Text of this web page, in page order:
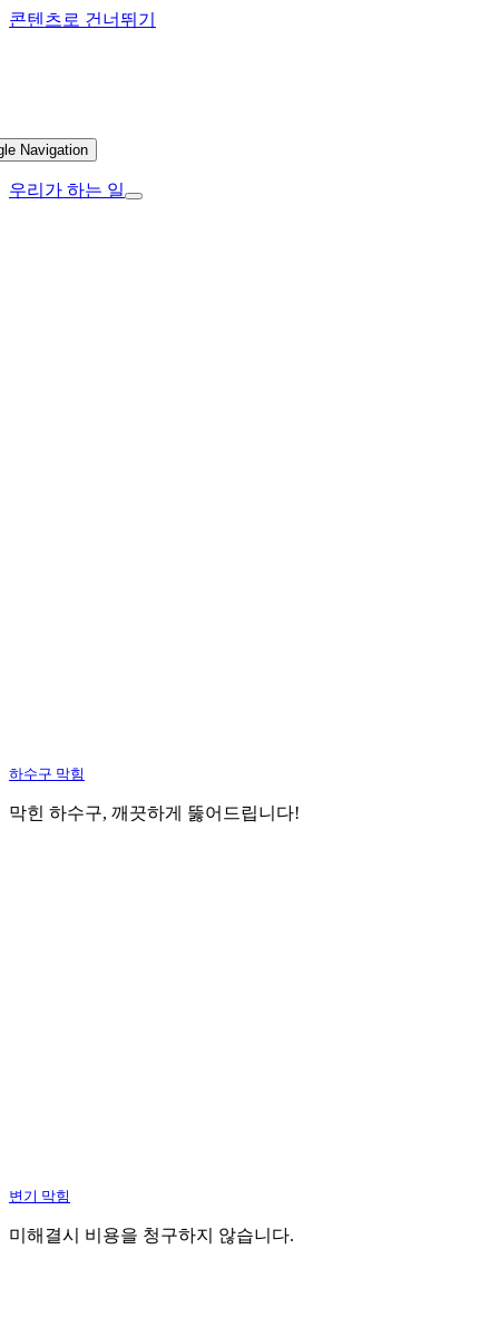
콘텐츠로 건너뛰기
Navigation
우리가 하는 일
하수구 막힘
막힌 하수구, 깨끗하게 뚫어드립니다!
변기 막힘
미해결시 비용을 청구하지 않습니다.